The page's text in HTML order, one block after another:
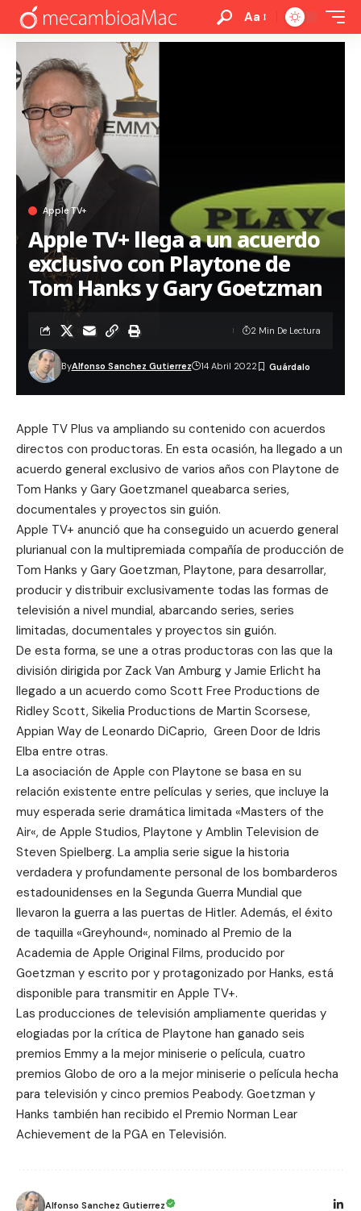
Aa
Apple TV+
Apple TV+ llega a un acuerdo
exclusivo con Playtone de
Tom Hanks y Gary Goetzman
ByAlfonso Sanchez Gutierrez 14 Abril 2022
2 Min De Lectura
Apple TV Plus va ampliando su contenido con acuerdos
directos con productoras. En esta ocasión, ha llegado a un
acuerdo general exclusivo de varios años con Playtone de
Tom Hanks y Gary Goetzmanel queabarca series,
documentales y proyectos sin guión.
Apple TV+ anunció que ha conseguido un acuerdo general
plurianual con la multipremiada compañía de producción de
Tom Hanks y Gary Goetzman, Playtone, para desarrollar,
producir y distribuir exclusivamente todas las formas de
televisión a nivel mundial, abarcando series, series
limitadas, documentales y proyectos sin guión.
De esta forma, se une a otras productoras con las que la
división dirigida por Zack Van Amburg y Jamie Erlicht ha
llegado a un acuerdo como Scott Free Productions de
Ridley Scott, Sikelia Productions de Martin Scorsese,
Appian Way de Leonardo DiCaprio, Green Door de Idris
Elba entre otras.
La asociación de Apple con Playtone se basa en su
relación existente entre películas y series, que incluye la
muy esperada serie dramática limitada «Masters of the
Air«, de Apple Studios, Playtone y Amblin Television de
Steven Spielberg. La amplia serie sigue la historia
verdadera y profundamente personal de los bombarderos
estadounidenses en la Segunda Guerra Mundial que
llevaron la guerra a las puertas de Hitler. Además, el éxito
de taquilla «Greyhound«, nominado al Premio de la
Academia de Apple Original Films, producido por
Goetzman y escrito por y protagonizado por Hanks, está
disponible para transmitir en Apple TV+.
Las producciones de televisión ampliamente queridas y
elogiadas por la crítica de Playtone han ganado seis
premios Emmy a la mejor miniserie o película, cuatro
premios Globo de oro a la mejor miniserie o película hecha
para televisión y cinco premios Peabody. Goetzman y
Hanks también han recibido el Premio Norman Lear
Achievement de la PGA en Televisión.
Alfonso Sanchez Gutierrez